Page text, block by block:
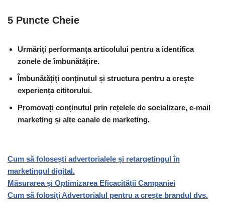
5 Puncte Cheie
Urmăriți performanța articolului pentru a identifica
zonele de îmbunătățire.
Îmbunătățiți conținutul și structurapentru a crește
experiența cititorului.
Promovați conținutul prin rețelele de socializare, e-mail
marketing și alte canale de marketing.
Cum să folosești advertorialele și retargetingul în
marketingul digital.
Măsurarea și Optimizarea Eficacității Campaniei
Cum să folosiți Advertorialul pentru a crește brandul dvs.